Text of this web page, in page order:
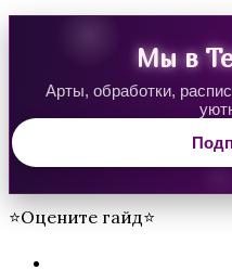
Грешный ЛондонМы в
Арты, обработки,
⭐Оцените гайд⭐